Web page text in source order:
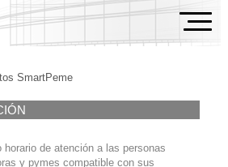
SmartPeme
de atención a las personas
y pymes compatible con sus